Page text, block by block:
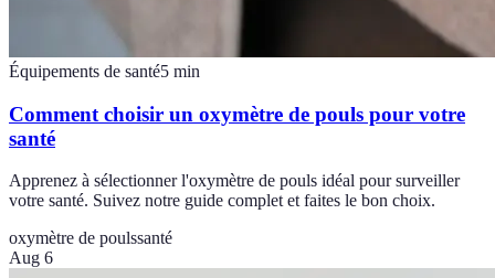
Équipements de santé5 min
Comment choisir un oxymètre de pouls pour votre
santé
Apprenez à sélectionner l'oxymètre de pouls idéal pour surveiller
votre santé. Suivez notre guide complet et faites le bon choix.
oxymètre de poulssanté
Aug 6